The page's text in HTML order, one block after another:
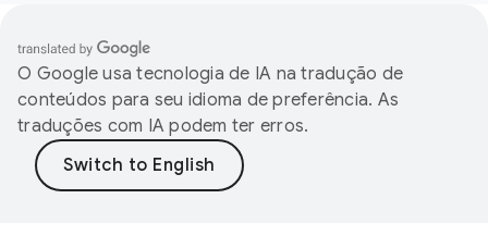
O Google usa tecnologia de IA na tradução de
conteúdos para seu idioma de preferência. As
traduções com IA podem ter erros.